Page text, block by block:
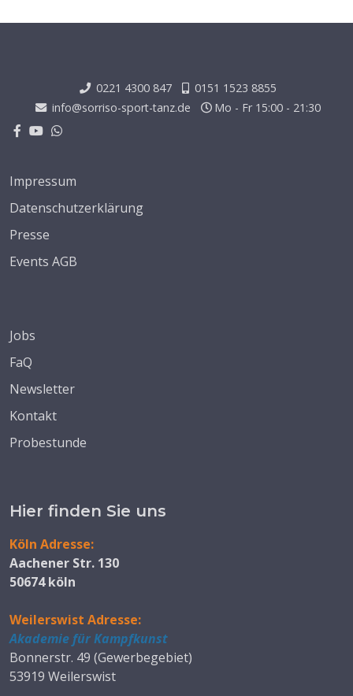
0221 4300 847
0151 1523 8855
info@sorriso-sport-tanz.de
Mo - Fr 15:00 - 21:30
Impressum
Datenschutzerklärung
Presse
Events AGB
Jobs
FaQ
Newsletter
Kontakt
Probestunde
Hier finden Sie uns
Köln Adresse:
Aachener Str. 130
50674 köln
Weilerswist Adresse:
Akademie für Kampfkunst
Bonnerstr. 49 (Gewerbegebiet)
53919 Weilerswist